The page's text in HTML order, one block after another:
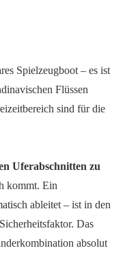
Spielzeugboot – es ist
Flüssen
sind für die
Uferabschnitten zu
kommt. Ein
ableitet – ist in den
Das
absolut